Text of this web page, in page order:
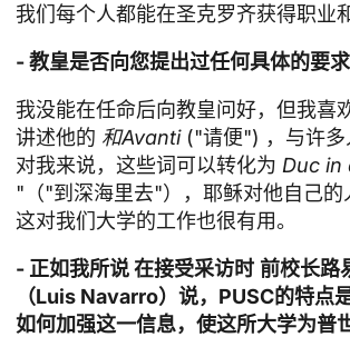
我们每个人都能在圣克罗齐获得职业
- 教皇是否向您提出过任何具体的要求
我没能在任命后向教皇问好，但我喜
讲述他的 和Avanti("请便") ，与许多
对我来说，这些词可以转化为 Duc in
"（"到深海里去"），耶稣对他自己的
这对我们大学的工作也很有用。
- 正如我所说在接受采访时 前校长路
（Luis Navarro）说，PUSC的特点
如何加强这一信息，使这所大学为普